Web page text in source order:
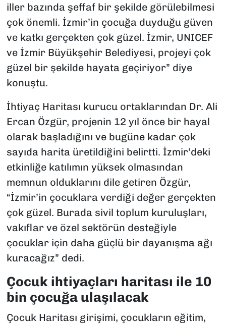
iller bazında şeffaf bir şekilde görülebilmesi
çok önemli. İzmir’in çocuğa duyduğu güven
ve katkı gerçekten çok güzel. İzmir, UNICEF
ve İzmir Büyükşehir Belediyesi, projeyi çok
güzel bir şekilde hayata geçiriyor” diye
konuştu.
İhtiyaç Haritası kurucu ortaklarından Dr. Ali
Ercan Özgür, projenin 12 yıl önce bir hayal
olarak başladığını ve bugüne kadar çok
sayıda harita üretildiğini belirtti. İzmir’deki
etkinliğe katılımın yüksek olmasından
memnun olduklarını dile getiren Özgür,
“İzmir’in çocuklara verdiği değer gerçekten
çok güzel. Burada sivil toplum kuruluşları,
vakıflar ve özel sektörün desteğiyle
çocuklar için daha güçlü bir dayanışma ağı
kuracağız” dedi.
Çocuk ihtiyaçları haritası ile 10
bin çocuğa ulaşılacak
Çocuk Haritası girişimi, çocukların eğitim,